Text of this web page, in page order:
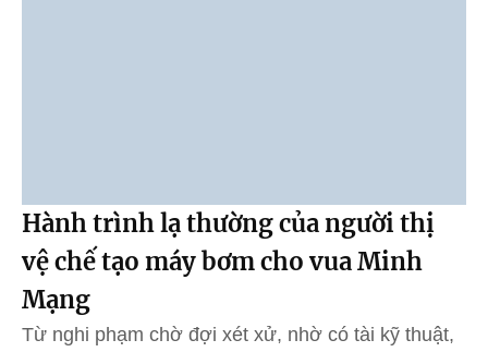
Hành trình lạ thường của người thị
vệ chế tạo máy bơm cho vua Minh
Mạng
Từ nghi phạm chờ đợi xét xử, nhờ có tài kỹ thuật,